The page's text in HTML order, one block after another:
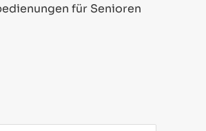
für Senioren